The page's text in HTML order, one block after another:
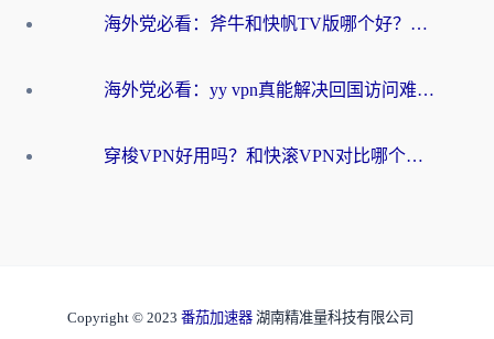
海外党必看：斧牛和快帆TV版哪个好？3分钟选对回国加速器，无缝刷B站、追热剧
海外党必看：yy vpn真能解决回国访问难题？附云极initap测评+免费方案对比
穿梭VPN好用吗？和快滚VPN对比哪个回国效果更好？海外党选回国加速器必看指南
Copyright © 2023 番茄加速器 湖南精准量科技有限公司